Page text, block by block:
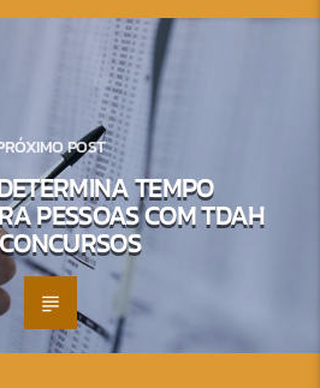
POST
TEMPO
PESSOAS COM TDAH